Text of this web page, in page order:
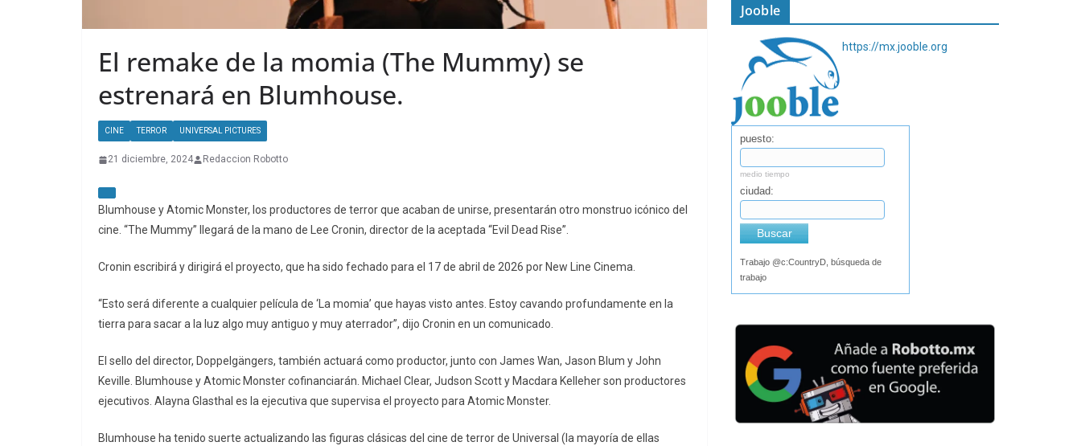
El remake de la momia (The Mummy) se
estrenará en Blumhouse.
CINE TERROR UNIVERSAL PICTURES
21 diciembre, 2024 Redaccion Robotto
Blumhouse y Atomic Monster, los productores de terror que acaban de unirse, presentarán otro monstruo icónico del
cine. “The Mummy” llegará de la mano de Lee Cronin, director de la aceptada “Evil Dead Rise”.
Cronin escribirá y dirigirá el proyecto, que ha sido fechado para el 17 de abril de 2026 por New Line Cinema.
“Esto será diferente a cualquier película de ‘La momia’ que hayas visto antes. Estoy cavando profundamente en la
tierra para sacar a la luz algo muy antiguo y muy aterrador”, dijo Cronin en un comunicado.
El sello del director, Doppelgängers, también actuará como productor, junto con James Wan, Jason Blum y John
Keville. Blumhouse y Atomic Monster cofinanciarán. Michael Clear, Judson Scott y Macdara Kelleher son productores
ejecutivos. Alayna Glasthal es la ejecutiva que supervisa el proyecto para Atomic Monster.
Blumhouse ha tenido suerte actualizando las figuras clásicas del cine de terror de Universal (la mayoría de ellas
Jooble
https://mx.jooble.org
puesto:
medio tiempo
ciudad:
Buscar
Trabajo @c:CountryD, búsqueda de
trabajo